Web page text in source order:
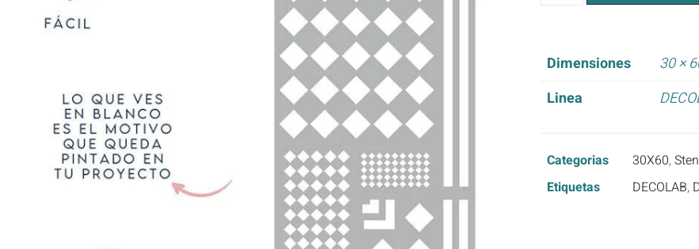
Dimensiones
30 ×
Linea
Categorias 30X60,
Etiquetas
DECOLAB,